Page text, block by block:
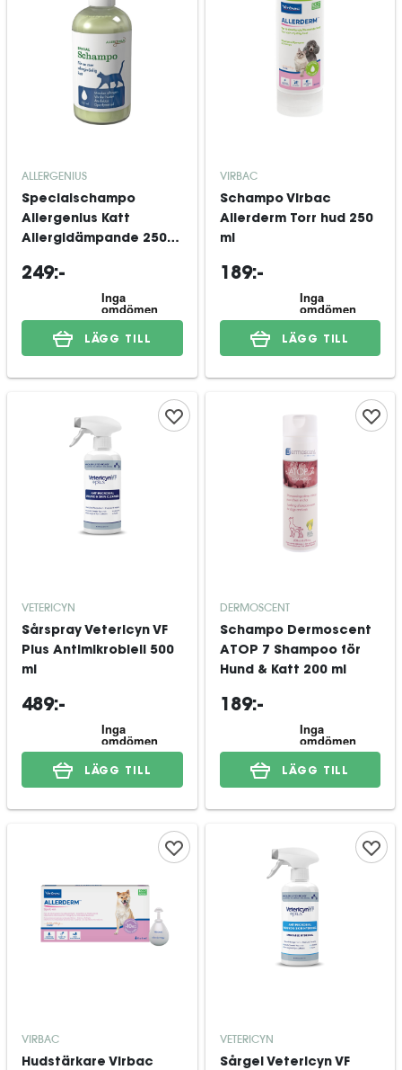
ALLERGENIUS
Specialschampo
Allergenius Katt
Allergidämpande 250
249:-
LÄGG TILL
VIRBAC
Schampo Virbac
Allerderm Torr hud 250
ml
189:-
LÄGG TILL
VETERICYN
Sårspray Vetericyn VF
Plus Antimikrobiell 500
ml
489:-
LÄGG TILL
DERMOSCENT
Schampo Dermoscent
ATOP 7 Shampoo för
Hund & Katt 200 ml
189:-
LÄGG TILL
VIRBAC
Hudstärkare Virbac
VETERICYN
Sårgel Vetericyn VF